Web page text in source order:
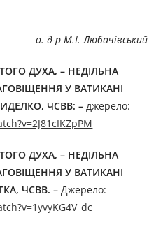
о. д-р М.І. Любачівський
ДУХА, – НЕДІЛЬНА
У ВАТИКАНІ
ЧСВВ: –джерелo:
ДУХА, – НЕДІЛЬНА
У ВАТИКАНІ
ЧСВВ. –Джерелo: